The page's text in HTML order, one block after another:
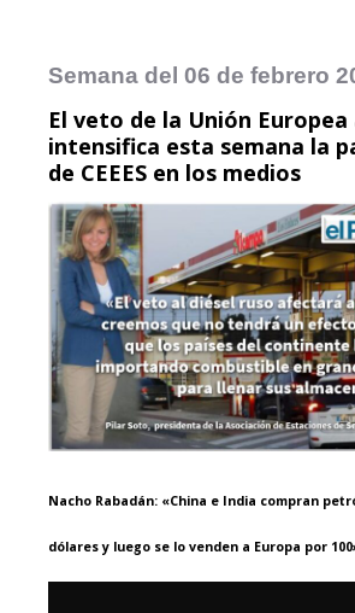
Semana del 06 de febrero
El veto de la Unión Europea
intensifica esta semana la
de CEEES en los medios
Nacho Rabadán: «China e India compran
dólares y luego se lo venden a Europa por